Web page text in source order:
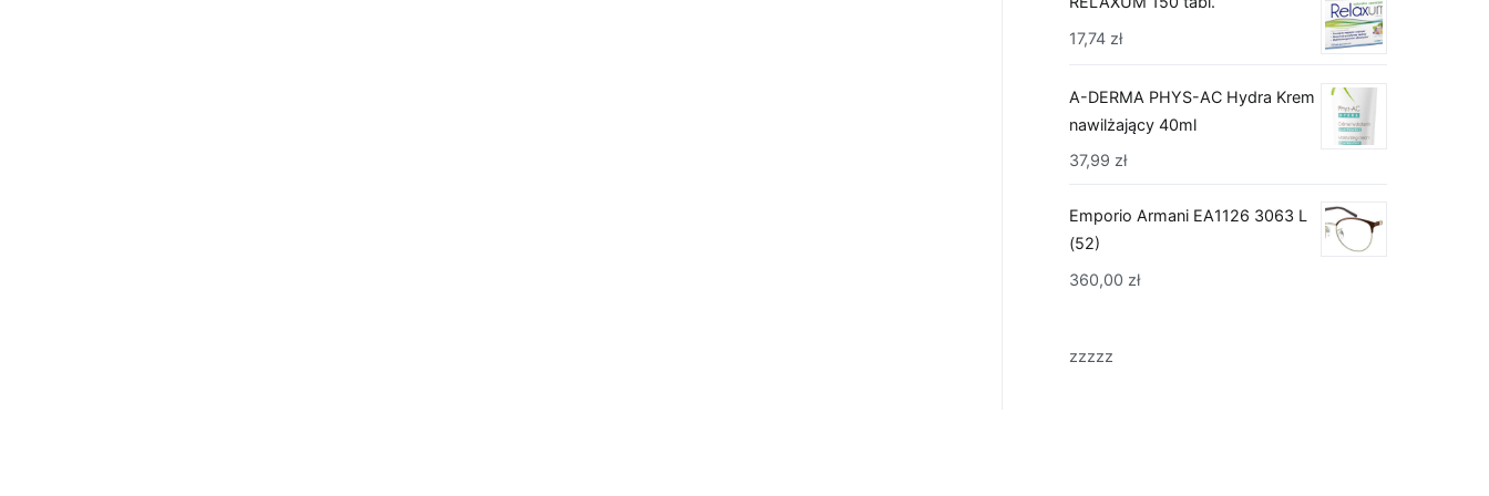
17,74 zł
A-DERMA PHYS-AC Hydra Krem
nawilżający 40ml
37,99 zł
Emporio Armani EA1126 3063 L
(52)
360,00 zł
zzzzz